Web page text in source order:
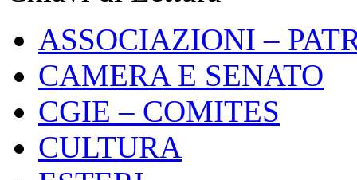
ASSOCIAZIONI –
CAMERA E SENATO
CGIE – COMITES
CULTURA